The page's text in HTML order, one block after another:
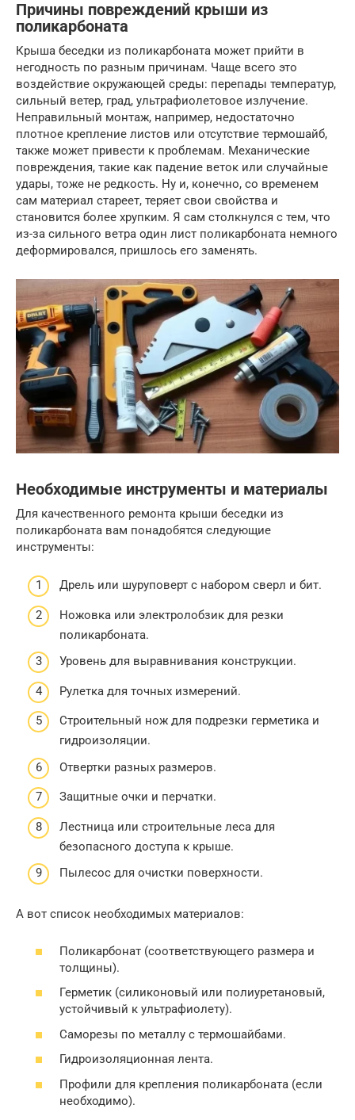
Причины повреждений крыши из
поликарбоната
Крыша беседки из поликарбоната может прийти в
негодность по разным причинам. Чаще всего это
воздействие окружающей среды: перепады температур,
сильный ветер, град, ультрафиолетовое излучение.
Неправильный монтаж, например, недостаточно
плотное крепление листов или отсутствие термошайб,
также может привести к проблемам. Механические
повреждения, такие как падение веток или случайные
удары, тоже не редкость. Ну и, конечно, со временем
сам материал стареет, теряет свои свойства и
становится более хрупким. Я сам столкнулся с тем, что
из-за сильного ветра один лист поликарбоната немного
деформировался, пришлось его заменять.
Необходимые инструменты и материалы
Для качественного ремонта крыши беседки из
поликарбоната вам понадобятся следующие
инструменты:
Дрель или шуруповерт с набором сверл и бит.
Ножовка или электролобзик для резки
поликарбоната.
Уровень для выравнивания конструкции.
Рулетка для точных измерений.
Строительный нож для подрезки герметика и
гидроизоляции.
Отвертки разных размеров.
Защитные очки и перчатки.
Лестница или строительные леса для
безопасного доступа к крыше.
Пылесос для очистки поверхности.
А вот список необходимых материалов:
Поликарбонат (соответствующего размера и
толщины).
Герметик (силиконовый или полиуретановый,
устойчивый к ультрафиолету).
Саморезы по металлу с термошайбами.
Гидроизоляционная лента.
Профили для крепления поликарбоната (если
необходимо).